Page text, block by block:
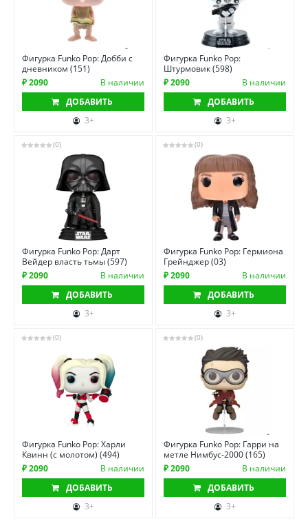
Фигурка Funko Pop: Добби с
дневником (151)
₽ 2090
В наличии
ДОБАВИТЬ
3+
Фигурка Funko Pop:
Штурмовик (598)
₽ 2090
В наличии
ДОБАВИТЬ
3+
(0)
Фигурка Funko Pop: Дарт
Вейдер власть тьмы (597)
₽ 2090
В наличии
ДОБАВИТЬ
3+
(0)
Фигурка Funko Pop: Гермиона
Грейнджер (03)
₽ 2090
В наличии
ДОБАВИТЬ
3+
(0)
Фигурка Funko Pop: Харли
Квинн (с молотом) (494)
₽ 2090
В наличии
ДОБАВИТЬ
3+
(0)
Фигурка Funko Pop: Гарри на
метле Нимбус-2000 (165)
₽ 2090
В наличии
ДОБАВИТЬ
3+